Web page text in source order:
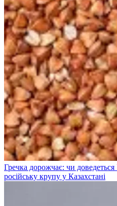
Гречка дорожчає: чи доведеться
російську крупу у Казахстані